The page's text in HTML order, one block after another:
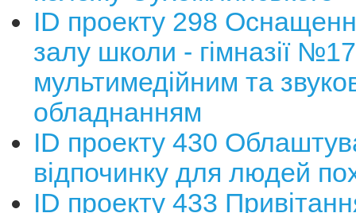
ІD проекту 298
залу школи - гімназії
мультимедійним та
обладнанням
ІD проекту 430
відпочинку для людей
ІD проекту 433